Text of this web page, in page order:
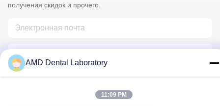
получения скидок и прочего.
AMD Dental Laboratory
11:09 PM